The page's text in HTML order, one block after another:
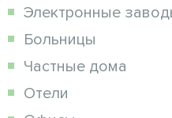
Электронные
Больницы
Частные дома
Отели